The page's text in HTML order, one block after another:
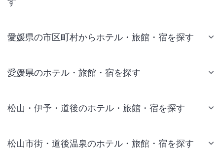
愛媛県の市区町村からホテル・旅館・宿を探す
愛媛県のホテル・旅館・宿を探す
松山・伊予・道後のホテル・旅館・宿を探す
松山市街・道後温泉のホテル・旅館・宿を探す